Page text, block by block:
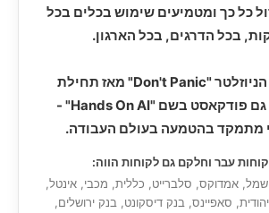
כל כך ומטמיעים שימוש בכלים בכל
בכל הדרגים, בכל הארגון.
אני כותב את הניוזלטר "Don't Panic" מאז תחילת
2023, ויש לי גם פודקאסט בשם "Hands On AI" -
מתמקד בהטמעה בעולם העבודה.
עבר וחלקם גם לקוחות הווה:
אמדוקס, סלברייט, כללית, מכבי, אינטל,
סאפיינס, בנק דיסקונט, בנק ירושלים,